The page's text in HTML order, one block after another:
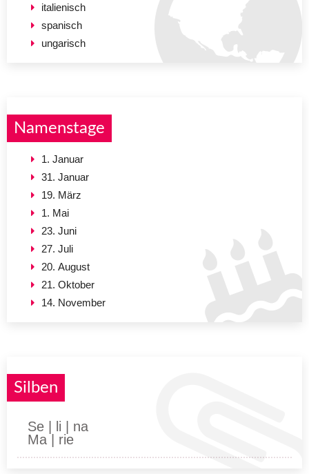
italienisch
spanisch
ungarisch
Namenstage
1. Januar
31. Januar
19. März
1. Mai
23. Juni
27. Juli
20. August
21. Oktober
14. November
Silben
Se | li | na
Ma | rie